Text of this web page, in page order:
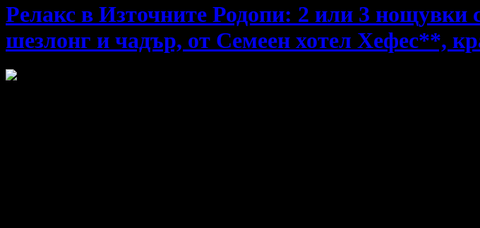
Релакс в Източните Родопи: 2 или 3 нощувки
шезлонг и чадър, от Семеен хотел Хефес**,